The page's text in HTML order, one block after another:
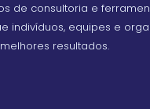
de consultoria e
indivíduos, equipes e
resultados.